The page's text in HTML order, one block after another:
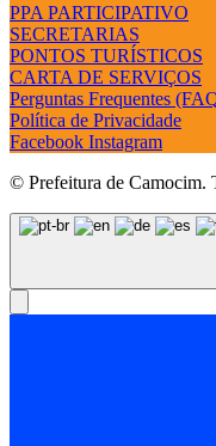
PPA PARTICIPATIVO
SECRETARIAS
PONTOS TURÍSTICOS
CARTA DE SERVIÇOS
Perguntas Frequentes
Política de Privacidade
Facebook Instagram
© Prefeitura de Camocim.